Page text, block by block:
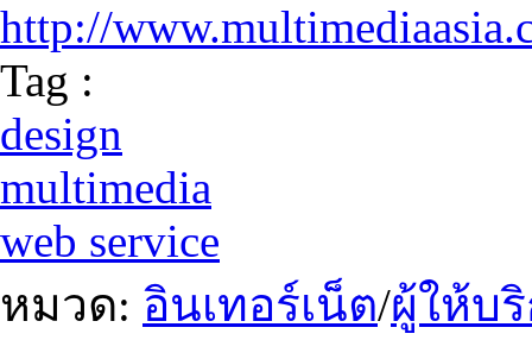
http://
Tag :
design
multimedia
web service
หมวด: อินเทอร์เน็ต/ผู้ให้บ